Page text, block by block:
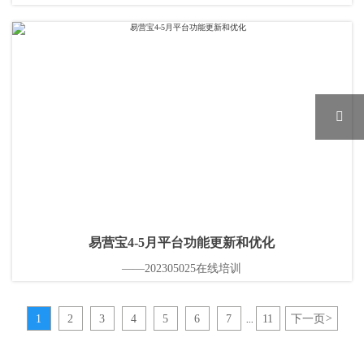
易营宝4-5月平台功能更新和优化
——202305025在线培训
1 2 3 4 5 6 7 11 下一页 >
